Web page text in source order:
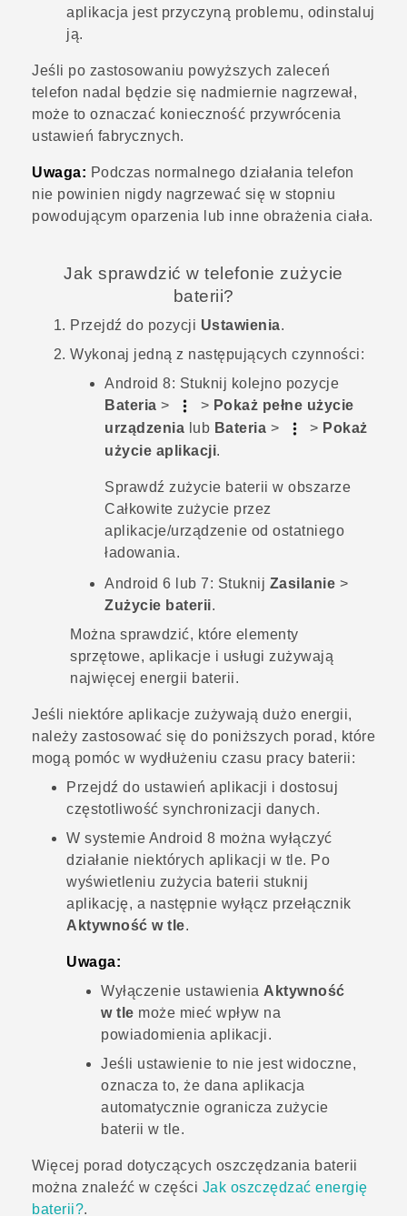
aplikacja jest przyczyną problemu, odinstaluj
ją.
Jeśli po zastosowaniu powyższych zaleceń
telefon nadal będzie się nadmiernie nagrzewał,
może to oznaczać konieczność przywrócenia
ustawień fabrycznych.
Uwaga: Podczas normalnego działania telefon
nie powinien nigdy nagrzewać się w stopniu
powodującym oparzenia lub inne obrażenia ciała.
Jak sprawdzić w telefonie zużycie
baterii?
Przejdź do pozycji Ustawienia.
Wykonaj jedną z następujących czynności:
Android 8: Stuknij kolejno pozycje
Bateria > > Pokaż pełne użycie
urządzenia lub Bateria > > Pokaż
użycie aplikacji.
Sprawdź zużycie baterii w obszarze
Całkowite zużycie przez
aplikacje/urządzenie od ostatniego
ładowania.
Android 6 lub 7: Stuknij Zasilanie >
Zużycie baterii.
Można sprawdzić, które elementy
sprzętowe, aplikacje i usługi zużywają
najwięcej energii baterii.
Jeśli niektóre aplikacje zużywają dużo energii,
należy zastosować się do poniższych porad, które
mogą pomóc w wydłużeniu czasu pracy baterii:
Przejdź do ustawień aplikacji i dostosuj
częstotliwość synchronizacji danych.
W systemie Android 8 można wyłączyć
działanie niektórych aplikacji w tle. Po
wyświetleniu zużycia baterii stuknij
aplikację, a następnie wyłącz przełącznik
Aktywność w tle.
Uwaga:
Wyłączenie ustawienia Aktywność
w tle może mieć wpływ na
powiadomienia aplikacji.
Jeśli ustawienie to nie jest widoczne,
oznacza to, że dana aplikacja
automatycznie ogranicza zużycie
baterii w tle.
Więcej porad dotyczących oszczędzania baterii
można znaleźć w części Jak oszczędzać energię
baterii?.